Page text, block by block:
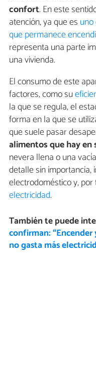
confort. En este
atención, ya que es
que permanece
representa una parte
una vivienda.
El consumo de este
factores, como su
la que se regula, el
forma en la que se
que suele pasar
alimentos que hay
nevera llena o una
detalle sin
electrodoméstico y, por
electricidad.
También te puede
confirman:
no gasta más